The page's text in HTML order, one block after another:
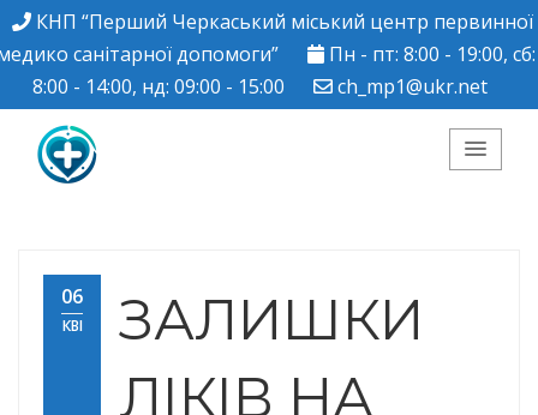
КНП “Перший Черкаський міський центр первинної
санітарної допомоги”
Пн - пт: 8:00 - 19:00, сб:
8:00 - 14:00, нд: 09:00 - 15:00
ch_mp1@ukr.net
Черкаський міський
центр ПМСД"
06
КВІ
ЗАЛИШКИ
ЛІКІВ НА